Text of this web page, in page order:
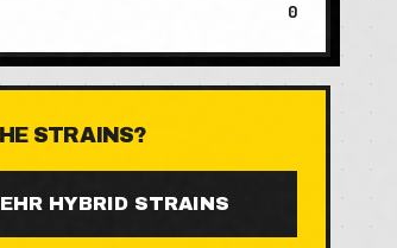
0
STRAINS?
HYBRIDSTRAINS